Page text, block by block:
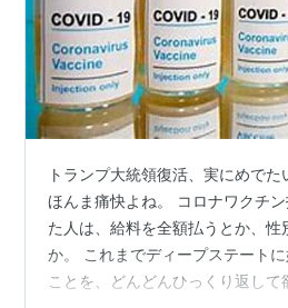
トランプ大統領復活、実にめでた
ほんま痛快よね。 コロナワクチ
た人は、給料を全額払うとか、性
か。 これまでディープステート
ことを、どんどんひっくり返して